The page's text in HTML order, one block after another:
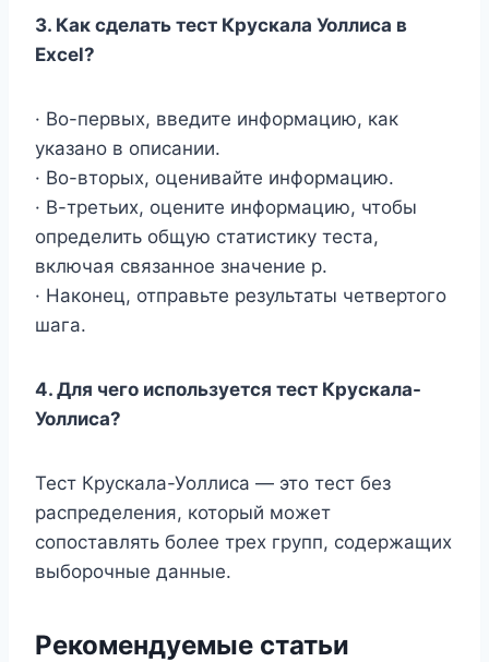
3. Как сделать тест Крускала Уоллиса в
Excel?
· Во-первых, введите информацию, как
указано в описании.
· Во-вторых, оценивайте информацию.
· В-третьих, оцените информацию, чтобы
определить общую статистику теста,
включая связанное значение p.
· Наконец, отправьте результаты четвертого
шага.
4. Для чего используется тест Крускала-
Уоллиса?
Тест Крускала-Уоллиса — это тест без
распределения, который может
сопоставлять более трех групп, содержащих
выборочные данные.
Рекомендуемые статьи